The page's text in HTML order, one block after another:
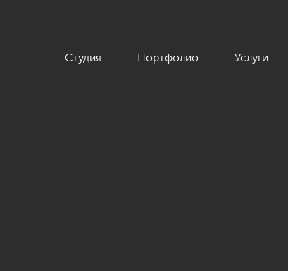
Студия Портфолио Услуги